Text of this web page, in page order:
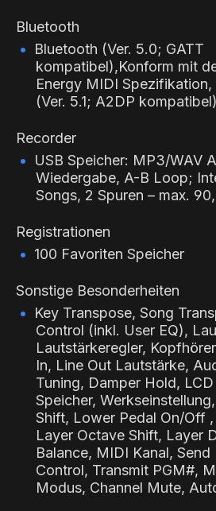
Bluetooth
Bluetooth (Ver. 5.0; GATT
kompatibel),Konform mit
Energy MIDI
(Ver. 5.1; A2DP kompatibel)
Recorder
USB Speicher: MP3/WAV
Wiedergabe, A-B Loop;
Songs, 2 Spuren – max.
Registrationen
100 Favoriten Speicher
Sonstige Besonderheiten
Key Transpose, Song
Control (inkl. User EQ),
Lautstärkeregler,
In, Line Out Lautstärke,
Tuning, Damper Hold,
Speicher,
Shift, Lower Pedal On/Off
Layer Octave Shift, Layer
Balance, MIDI Kanal,
Control, Transmit PGM#,
Modus, Channel Mute,